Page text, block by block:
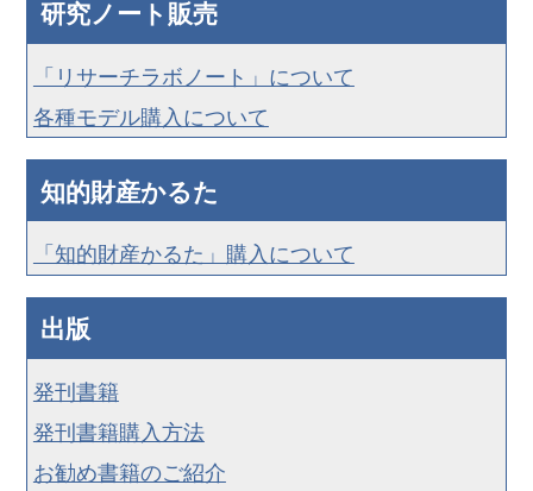
研究ノート販売
「リサーチラボノート」について
各種モデル購入について
知的財産かるた
「知的財産かるた」購入について
出版
発刊書籍
発刊書籍購入方法
お勧め書籍のご紹介